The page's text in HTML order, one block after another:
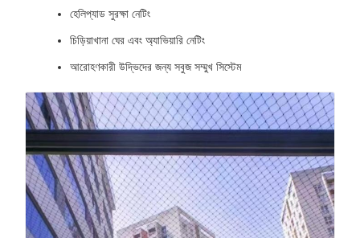
হেলিপ্যাড সুরক্ষা নেটিং
চিড়িয়াখানা ঘের এবং অ্যাভিয়ারি নেটিং
আরোহণকারী উদ্ভিদের জন্য সবুজ সম্মুখ সিস্টেম